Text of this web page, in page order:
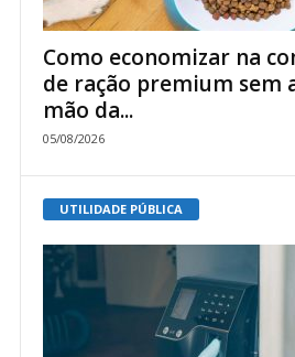
Como economizar na
de ração premium sem
mão da...
05/08/2026
UTILIDADE PÚBLICA